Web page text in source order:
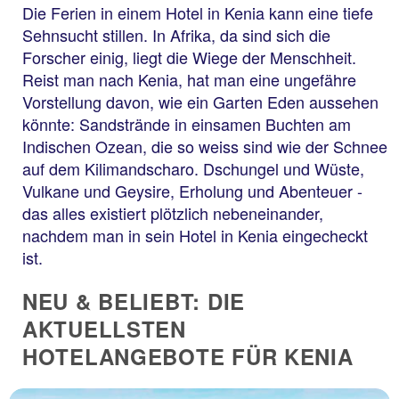
Die Ferien in einem Hotel in Kenia kann eine tiefe
Sehnsucht stillen. In Afrika, da sind sich die
Forscher einig, liegt die Wiege der Menschheit.
Reist man nach Kenia, hat man eine ungefähre
Vorstellung davon, wie ein Garten Eden aussehen
könnte: Sandstrände in einsamen Buchten am
Indischen Ozean, die so weiss sind wie der Schnee
auf dem Kilimandscharo. Dschungel und Wüste,
Vulkane und Geysire, Erholung und Abenteuer -
das alles existiert plötzlich nebeneinander,
nachdem man in sein Hotel in Kenia eingecheckt
ist.
NEU & BELIEBT: DIE
AKTUELLSTEN
HOTELANGEBOTE FÜR KENIA